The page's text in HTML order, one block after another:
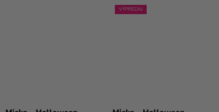
VÝPREDAJ